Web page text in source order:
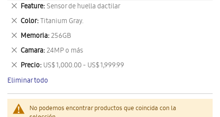
No podemos encontrar productos que coincida con la
Feature Sensor de huella dactilar
Eliminar
este
artículo
Color Titanium Gray.
Eliminar
este
artículo
Memoria 256GB
Eliminar
este
artículo
Camara 24MP o más
Eliminar
este
artículo
Precio US$ 1,000.00 - US$ 1,999.99
Eliminar
este
artículo
Eliminar todo